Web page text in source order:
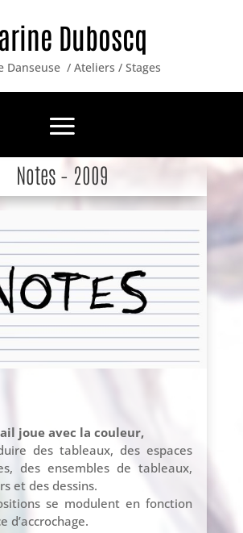
Duboscq
Danseuse / Ateliers / Stages
Notes – 2009
joue avec la couleur,
des tableaux, des espaces
des ensembles de tableaux,
et des dessins.
se modulent en fonction
d’accrochage.